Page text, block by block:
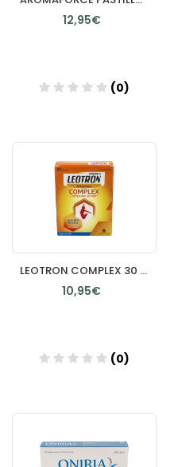
12,95€
(0)
LEOTRON COMPLEX 30 CAPSULAS
10,95€
(0)